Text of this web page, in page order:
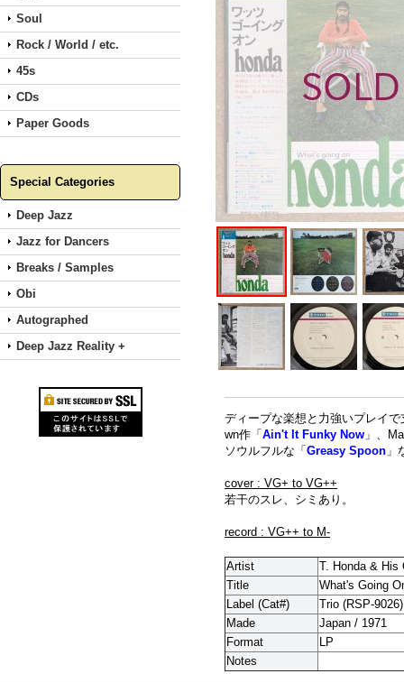
Soul
Rock / World / etc.
45s
CDs
Paper Goods
Special Categories
Deep Jazz
Jazz for Dancers
Breaks / Samples
Obi
Autographed
Deep Jazz Reality +
ディープな楽想と力強いプレイ
wn作「 Ain't It Funky Now 」、
ソウルフルな「 Greasy Spoon 」
cover : VG+ to VG++
若干のスレ、シミあり。
record : VG++ to M-
Artist
T. Honda & His
Title
What's Going
Label (Cat#)
Trio (RSP-9026)
Made
Japan / 1971
Format
LP
Notes